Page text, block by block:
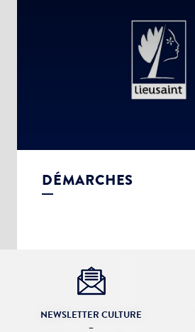
DÉMARCHES
NEWSLETTER CULTURE
–